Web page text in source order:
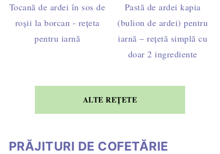
Tocană de ardei în sos de
roșii la borcan - rețeta
pentru iarnă
Pastă de ardei kapia
(bulion de ardei) pentru
iarnă – rețetă simplă cu
doar 2 ingrediente
ALTE REȚETE
PRĂJITURI DE COFETĂRIE